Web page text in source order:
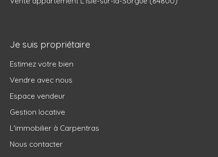
Je suis propriétaire
Estimez votre bien
Vendre avec nous
Espace vendeur
Gestion locative
L'immobilier à Carpentras
Nous contacter